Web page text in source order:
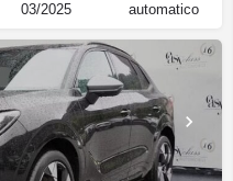
03/2025 automatico